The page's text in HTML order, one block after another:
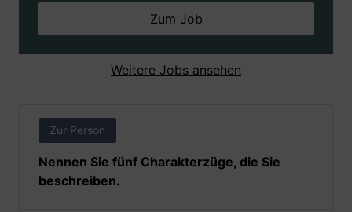
Zum Job
Weitere Jobs ansehen
Zur Person
Nennen Sie fünf Charakterzüge, die Sie
beschreiben.